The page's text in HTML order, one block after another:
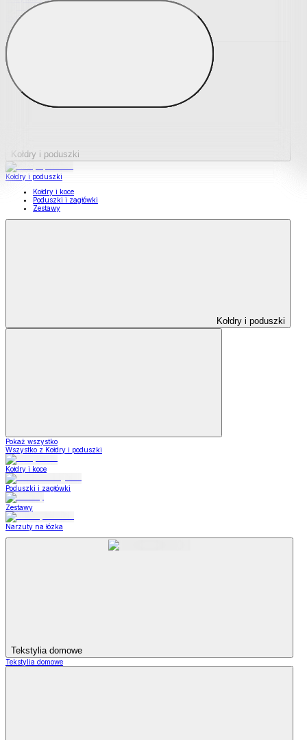
Podkładki na materace
Materace nawierzchniowe
Kołdry i poduszki
Kołdry i poduszki
Kołdry i koce
Poduszki i zagłówki
Zestawy
Kołdry i poduszki
Pokaż wszystko
Wszystko z Kołdry i poduszki
Kołdry i koce
Poduszki i zagłówki
Zestawy
Narzuty na łózka
Tekstylia domowe
Tekstylia domowe